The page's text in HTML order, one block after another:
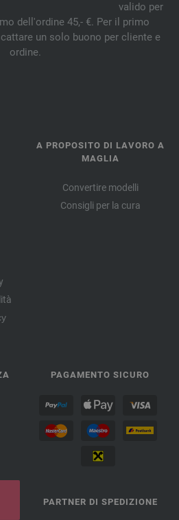
valido per
dell'ordine 45,- €. Per il primo
un solo buono per cliente e
ordine.
A PROPOSITO DI LAVORO A
MAGLIA
Convertire modelli
Consigli per la cura
PAGAMENTO SICURO
PARTNER DI SPEDIZIONE